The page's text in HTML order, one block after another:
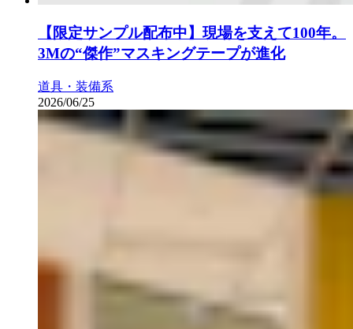
【限定サンプル配布中】現場を支えて100年。
3Mの“傑作”マスキングテープが進化
道具・装備系
2026/06/25